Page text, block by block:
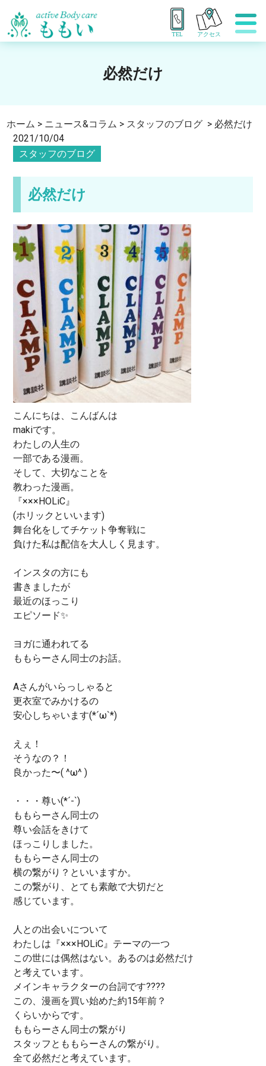
TEL アクセス
必然だけ
ホーム > ニュース&コラム > スタッフのブログ > 必然だけ
2021/10/04
スタッフのブログ
必然だけ
こんにちは、こんばんは
makiです。
わたしの人生の
一部である漫画。
そして、大切なことを
教わった漫画。
『×××HOLiC』
(ホリックといいます)
舞台化をしてチケット争奪戦に
負けた私は配信を大人しく見ます。
インスタの方にも
書きましたが
最近のほっこり
エピソード✨
ヨガに通われてる
ももらーさん同士のお話。
Aさんがいらっしゃると
更衣室でみかけるの
安心しちゃいます(*´ω`*)
えぇ！
そうなの？！
良かった〜( ^ω^ )
・・・尊い(*´-`)
ももらーさん同士の
尊い会話をきけて
ほっこりしました。
ももらーさん同士の
横の繋がり？といいますか。
この繋がり、とても素敵で大切だと
感じています。
人との出会いについて
わたしは『×××HOLiC』テーマの一つ
この世には偶然はない。あるのは必然だけ
と考えています。
メインキャラクターの台詞です????
この、漫画を買い始めた約15年前？
くらいからです。
ももらーさん同士の繋がり
スタッフとももらーさんの繋がり。
全て必然だと考えています。